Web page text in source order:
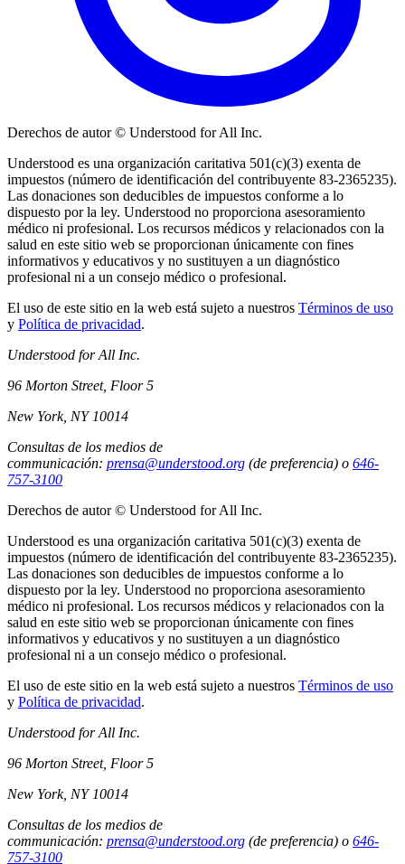
Derechos de autor © Understood for All Inc.
Understood es una organización caritativa 501(c)(3) exenta de
impuestos (número de identificación del contribuyente 83-2365235).
Las donaciones son deducibles de impuestos conforme a lo
dispuesto por la ley. Understood no proporciona asesoramiento
médico ni profesional. Los recursos médicos y relacionados con la
salud en este sitio web se proporcionan únicamente con fines
informativos y educativos y no sustituyen a un diagnóstico
profesional ni a un consejo médico o profesional.
El uso de este sitio en la web está sujeto a nuestros Términos de uso
y Política de privacidad.
Understood for All Inc.
96 Morton Street, Floor 5
New York, NY 10014
Consultas de los medios de
communicación: prensa@understood.org (de preferencia) o 646-
757-3100
Derechos de autor © Understood for All Inc.
Understood es una organización caritativa 501(c)(3) exenta de
impuestos (número de identificación del contribuyente 83-2365235).
Las donaciones son deducibles de impuestos conforme a lo
dispuesto por la ley. Understood no proporciona asesoramiento
médico ni profesional. Los recursos médicos y relacionados con la
salud en este sitio web se proporcionan únicamente con fines
informativos y educativos y no sustituyen a un diagnóstico
profesional ni a un consejo médico o profesional.
El uso de este sitio en la web está sujeto a nuestros Términos de uso
y Política de privacidad.
Understood for All Inc.
96 Morton Street, Floor 5
New York, NY 10014
Consultas de los medios de
communicación: prensa@understood.org (de preferencia) o 646-
757-3100